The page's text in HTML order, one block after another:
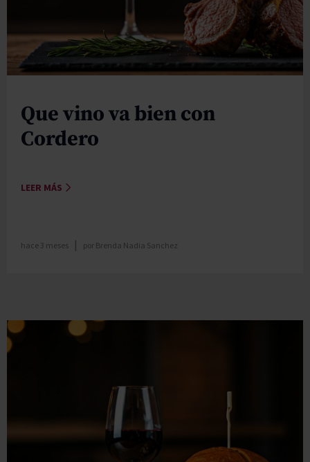
Que vino va bien con
Cordero
LEER MÁS
hace 3 meses | por Brenda Nadia Sanchez